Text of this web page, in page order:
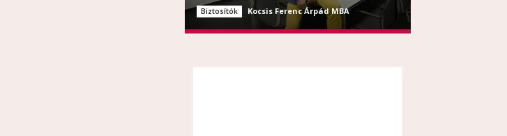
Biztosítók Kocsis Ferenc Árpád MBA